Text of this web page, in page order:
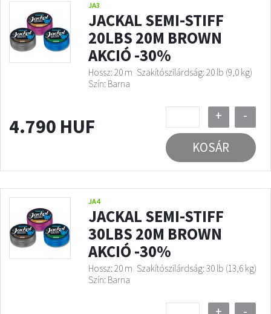
JA3
JACKAL SEMI-STIFF
20LBS 20M BROWN
AKCIÓ -30%
Hossz: 20 m Szakítószilárdság: 20 lb (9,0 kg)
Szín: Barna
4.790 HUF +
-
KOSÁR
JA4
JACKAL SEMI-STIFF
30LBS 20M BROWN
AKCIÓ -30%
Hossz: 20 m Szakítószilárdság: 30 lb (13,6 kg)
Szín: Barna